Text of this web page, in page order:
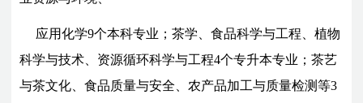
应用化学9个本科专业；茶学、食品科学与工程、植物
科学与技术、资源循环科学与工程4个专升本专业；茶艺
与茶文化、食品质量与安全、农产品加工与质量检测等3